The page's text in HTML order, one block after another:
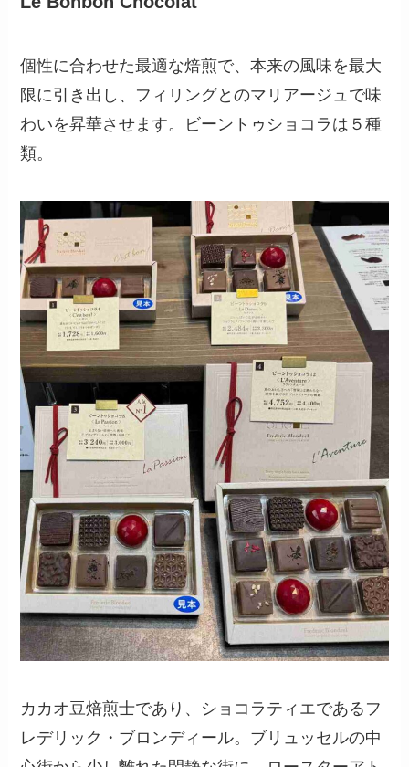
個性に合わせた最適な焙煎で、本来の風味を最大
限に引き出し、フィリングとのマリアージュで味
わいを昇華させます。ビーントゥショコラは５種
類。
カカオ豆焙煎士であり、ショコラティエであるフ
レデリック・ブロンディール。ブリュッセルの中